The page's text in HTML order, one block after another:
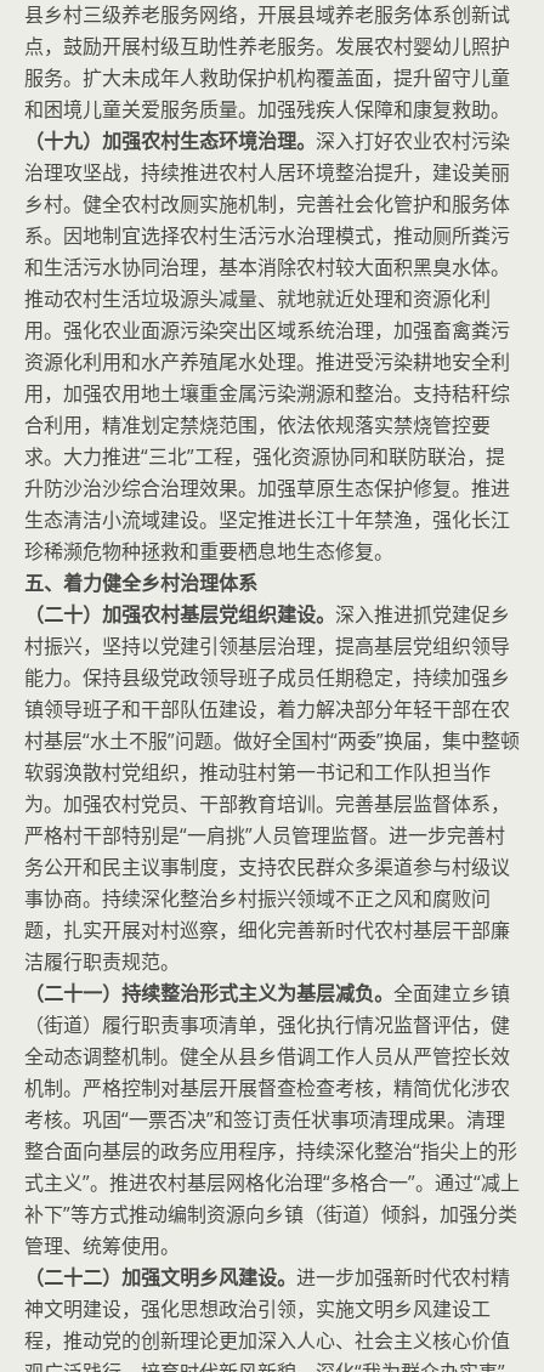
县乡村三级养老服务网络，开展县域养老服务体系创新试
点，鼓励开展村级互助性养老服务。发展农村婴幼儿照护
服务。扩大未成年人救助保护机构覆盖面，提升留守儿童
和困境儿童关爱服务质量。加强残疾人保障和康复救助。
（十九）加强农村生态环境治理。 深入打好农业农村污染
治理攻坚战，持续推进农村人居环境整治提升，建设美丽
乡村。健全农村改厕实施机制，完善社会化管护和服务体
系。因地制宜选择农村生活污水治理模式，推动厕所粪污
和生活污水协同治理，基本消除农村较大面积黑臭水体。
推动农村生活垃圾源头减量、就地就近处理和资源化利
用。强化农业面源污染突出区域系统治理，加强畜禽粪污
资源化利用和水产养殖尾水处理。推进受污染耕地安全利
用，加强农用地土壤重金属污染溯源和整治。支持秸秆综
合利用，精准划定禁烧范围，依法依规落实禁烧管控要
求。大力推进“三北”工程，强化资源协同和联防联治，提
升防沙治沙综合治理效果。加强草原生态保护修复。推进
生态清洁小流域建设。坚定推进长江十年禁渔，强化长江
珍稀濒危物种拯救和重要栖息地生态修复。
五、着力健全乡村治理体系
（二十）加强农村基层党组织建设。 深入推进抓党建促乡
村振兴，坚持以党建引领基层治理，提高基层党组织领导
能力。保持县级党政领导班子成员任期稳定，持续加强乡
镇领导班子和干部队伍建设，着力解决部分年轻干部在农
村基层“水土不服”问题。做好全国村“两委”换届，集中整顿
软弱涣散村党组织，推动驻村第一书记和工作队担当作
为。加强农村党员、干部教育培训。完善基层监督体系，
严格村干部特别是“一肩挑”人员管理监督。进一步完善村
务公开和民主议事制度，支持农民群众多渠道参与村级议
事协商。持续深化整治乡村振兴领域不正之风和腐败问
题，扎实开展对村巡察，细化完善新时代农村基层干部廉
洁履行职责规范。
（二十一）持续整治形式主义为基层减负。 全面建立乡镇
（街道）履行职责事项清单，强化执行情况监督评估，健
全动态调整机制。健全从县乡借调工作人员从严管控长效
机制。严格控制对基层开展督查检查考核，精简优化涉农
考核。巩固“一票否决”和签订责任状事项清理成果。清理
整合面向基层的政务应用程序，持续深化整治“指尖上的形
式主义”。推进农村基层网格化治理“多格合一”。通过“减上
补下”等方式推动编制资源向乡镇（街道）倾斜，加强分类
管理、统筹使用。
（二十二）加强文明乡风建设。 进一步加强新时代农村精
神文明建设，强化思想政治引领，实施文明乡风建设工
程，推动党的创新理论更加深入人心、社会主义核心价值